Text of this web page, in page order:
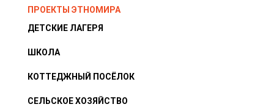
ПРОЕКТЫ ЭТНОМИРА
ДЕТСКИЕ ЛАГЕРЯ
ШКОЛА
КОТТЕДЖНЫЙ ПОСЁЛОК
СЕЛЬСКОЕ ХОЗЯЙСТВО